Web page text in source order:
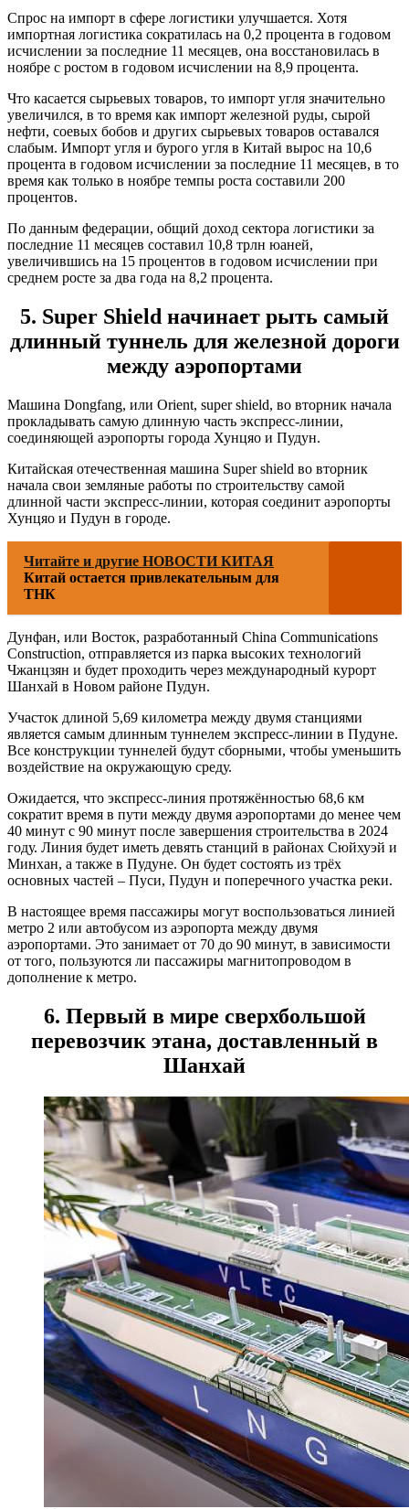
Спрос на импорт в сфере логистики улучшается. Хотя
импортная логистика сократилась на 0,2 процента в годовом
исчислении за последние 11 месяцев, она восстановилась в
ноябре с ростом в годовом исчислении на 8,9 процента.
Что касается сырьевых товаров, то импорт угля значительно
увеличился, в то время как импорт железной руды, сырой
нефти, соевых бобов и других сырьевых товаров оставался
слабым. Импорт угля и бурого угля в Китай вырос на 10,6
процента в годовом исчислении за последние 11 месяцев, в то
время как только в ноябре темпы роста составили 200
процентов.
По данным федерации, общий доход сектора логистики за
последние 11 месяцев составил 10,8 трлн юаней,
увеличившись на 15 процентов в годовом исчислении при
среднем росте за два года на 8,2 процента.
5. Super Shield начинает рыть самый
длинный туннель для железной дороги
между аэропортами
Машина Dongfang, или Orient, super shield, во вторник начала
прокладывать самую длинную часть экспресс-линии,
соединяющей аэропорты города Хунцяо и Пудун.
Китайская отечественная машина Super shield во вторник
начала свои земляные работы по строительству самой
длинной части экспресс-линии, которая соединит аэропорты
Хунцяо и Пудун в городе.
Читайте и другие НОВОСТИ КИТАЯ
Китай остается привлекательным для
ТНК
Дунфан, или Восток, разработанный China Communications
Construction, отправляется из парка высоких технологий
Чжанцзян и будет проходить через международный курорт
Шанхай в Новом районе Пудун.
Участок длиной 5,69 километра между двумя станциями
является самым длинным туннелем экспресс-линии в Пудуне.
Все конструкции туннелей будут сборными, чтобы уменьшить
воздействие на окружающую среду.
Ожидается, что экспресс-линия протяжённостью 68,6 км
сократит время в пути между двумя аэропортами до менее чем
40 минут с 90 минут после завершения строительства в 2024
году. Линия будет иметь девять станций в районах Сюйхуэй и
Минхан, а также в Пудуне. Он будет состоять из трёх
основных частей – Пуси, Пудун и поперечного участка реки.
В настоящее время пассажиры могут воспользоваться линией
метро 2 или автобусом из аэропорта между двумя
аэропортами. Это занимает от 70 до 90 минут, в зависимости
от того, пользуются ли пассажиры магнитопроводом в
дополнение к метро.
6. Первый в мире сверхбольшой
перевозчик этана, доставленный в
Шанхай